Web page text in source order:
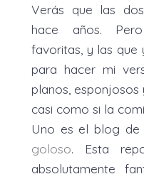
Verás que las
hace años.
favoritas, y las
para hacer mi
planos,
casi como si la
Uno es el blog de
goloso. Esta
absolutamente